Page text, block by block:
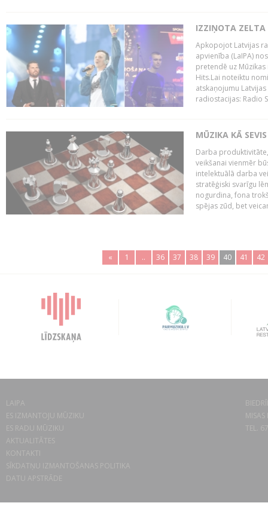
IZZIŅOTA ZELTA
Apkopojot Latvijas
apvienība (LaIPA)
pretendē uz
Hits.Lai noteiktu
atskaņojumu
radiostacijas: Radio
MŪZIKA KĀ
Darba
veikšanai vienmēr
intelektuālā darba
stratēģiski svarīgu
nogurdina, fona
spējas zūd, bet
« 1 .. 36 37 38 39 40 41 42
LAIPA
ES IZMANTOJU MŪZIKU
ES RADU MŪZIKU
AKTUALITĀTES
KONTAKTI
SĪKDATŅU IZMANTOŠANAS POLITIKA
DATU APSTRĀDE
TEL.